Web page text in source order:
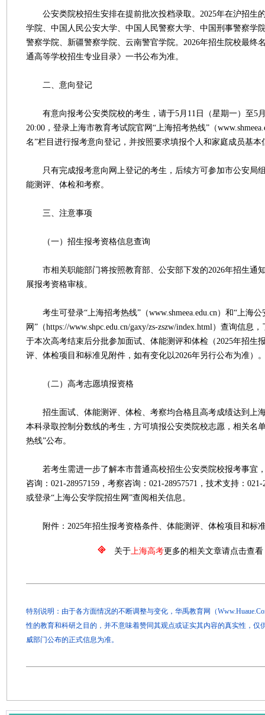
公安类院校招生安排在提前批次投档录取。2025年在沪招生
学院、中国人民公安大学、中国人民警察大学、中国刑事警察学
警察学院、新疆警察学院、云南警官学院。2026年招生院校最终
通高等学校招生专业目录》一书公布为准。
二、意向登记
有意向报考公安类院校的考生，请于5月11日（星期一）至5
20:00，登录上海市教育考试院官网“上海招考热线”（
名”栏目进行报考意向登记，并按照要求填报个人和家庭成员基本
只有完成报考意向网上登记的考生，后续方可参加市公安局
能测评、体检和考察。
三、注意事项
（一）招生报考资格信息查询
市相关职能部门将按照教育部、公安部下发的2026年招生通
展报考资格审核。
考生可登录“上海招考热线”（www.shmeea.edu.cn）和“上海公
网”（https://www.shpc.edu.cn/gaxy/zs-zszw/index.html）查询信息
于本次高考结束后分批参加面试、体能测评和体检（2025年招生
评、体检项目和标准见附件，如有变化以2026年另行公布为准）
（二）高考志愿填报资格
招生面试、体能测评、体检、考察均合格且高考成绩达到上海
本科录取控制分数线的考生，方可填报公安类院校志愿，相关名
热线”公布。
若考生需进一步了解本市普通高校招生公安类院校报考事宜
咨询：021-28957159，考察咨询：021-28957571，技术支持：021-
或登录“上海公安学院招生网”查阅相关信息。
附件：2025年招生报考资格条件、体能测评、体检项目和标
关于上海高考更多的相关文章请点击查看
特别说明：由于各方面情况的不断调整与变化，华禹教育网（
性的教育和科研之目的，并不意味着赞同其观点或证实其内容的真实性，仅
威部门公布的正式信息为准。